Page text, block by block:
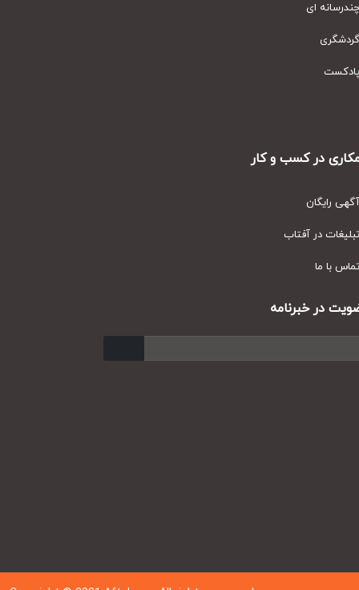
ای
در کسب و کار
رایگان
در آفتاب
با ما
در خبرنامه